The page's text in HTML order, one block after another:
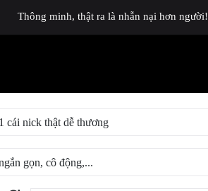
Thông minh, thật ra là nhẫn nại hơn người!